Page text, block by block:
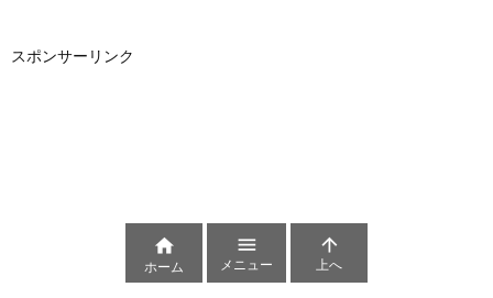
スポンサーリンク

ホーム

メニュー

上へ